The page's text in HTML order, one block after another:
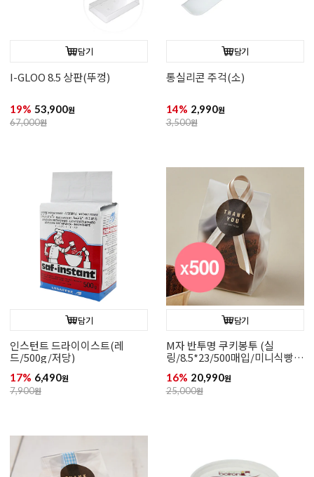
담기
I-GLOO 8.5 상판(뚜껑)
19% 53,900원
67,000원
담기
통실리콘 주걱(소)
14% 2,990원
3,500원
담기
인스턴트 드라이이스트(레
드/500g/저당)
17% 6,490원
7,900원
담기
M자 반투명 쿠키봉투 (실
링/8.5*23/500매입/미니식빵,
16% 20,990원
25,000원